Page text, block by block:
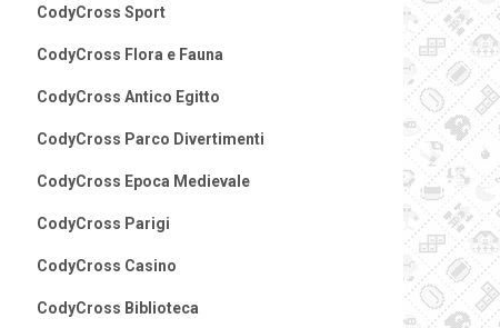
CodyCross Sport
CodyCross Flora e Fauna
CodyCross Antico Egitto
CodyCross Parco Divertimenti
CodyCross Epoca Medievale
CodyCross Parigi
CodyCross Casino
CodyCross Biblioteca